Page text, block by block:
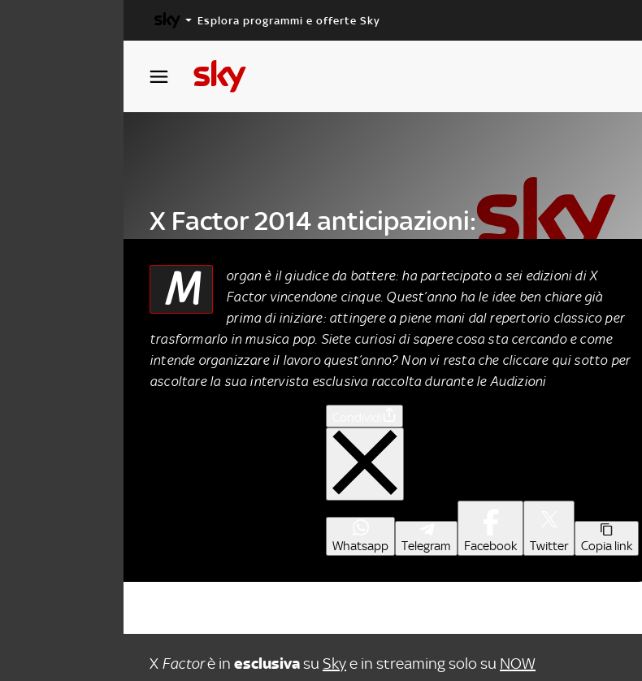
Esplora programmi e offerte Sky
X Factor 2014 anticipazioni:
08 Agosto 2014
M
organ è il giudice da battere: ha partecipato a sei edizioni di X
Factor vincendone cinque. Quest’anno ha le idee ben chiare già
prima di iniziare: attingere a piene mani dal repertorio classico per
trasformarlo in musica pop. Siete curiosi di sapere cosa sta cercando e come
intende organizzare il lavoro quest’anno? Non vi resta che cliccare qui sotto per
ascoltare la sua intervista esclusiva raccolta durante le Audizioni
Whatsapp Telegram Facebook Twitter Copia link
X Factorè in esclusivasu Skye in streaming solo su NOW